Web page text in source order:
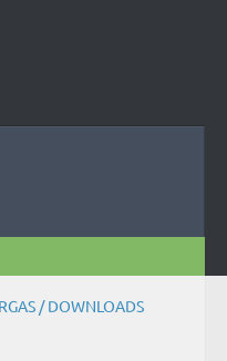
/ DOWNLOADS